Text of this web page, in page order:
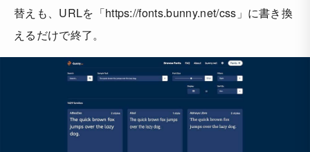
替えも、URLを「https://fonts.bunny.net/css」に書き換
えるだけで終了。